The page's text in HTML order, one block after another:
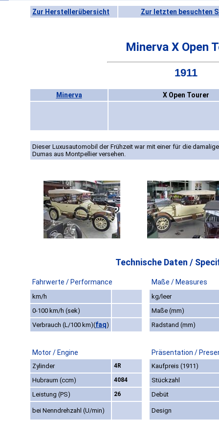
Zur Herstellerübersicht Zur letzten besuchten
Minerva X Open
1911
Minerva X Open Tourer
Dieser Luxusautomobil der Frühzeit war mit einer für die
Dumas aus Montpellier versehen.
Technische Daten /
Fahrwerte / Performance Maße / Measures
km/h
kg/leer
0-100 km/h (sek)
Maße (mm)
Verbrauch (L/100 km)(faq) Radstand (mm)
Motor / Engine Präsentation /
Zylinder 4R
Kaufpreis (1911)
Hubraum (ccm)
4084
Stückzahl
Leistung (PS)
26 Debüt
bei Nenndrehzahl (U/min) Design